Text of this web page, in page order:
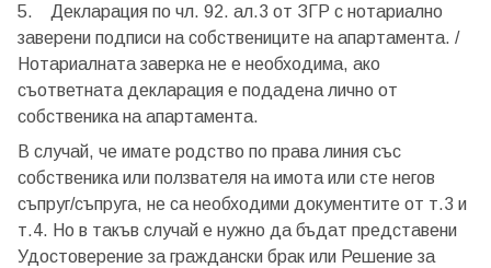
Забравена парола?
Вход като гост
5. Декларация по чл. 92. ал.3 от ЗГР с нотариално
заверени подписи на собствениците на апартамента. /
Нотариалната заверка не е необходима, ако
съответната декларация е подадена лично от
собственика на апартамента.
В случай, че имате родство по права линия със
собственика или ползвателя на имота или сте негов
съпруг/съпруга, не са необходими документите от т.3 и
т.4. Но в такъв случай е нужно да бъдат представени
Удостоверение за граждански брак или Решение за